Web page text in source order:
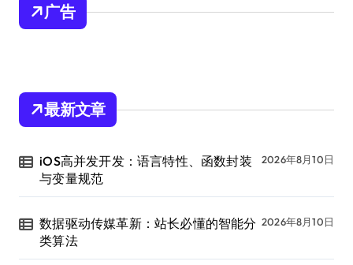
广告
最新文章
iOS高并发开发：语言特性、函数封装
与变量规范
2026年8月10日
数据驱动传媒革新：站长必懂的智能分
类算法
2026年8月10日